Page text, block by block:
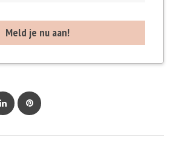
LinkedIn Pinterest